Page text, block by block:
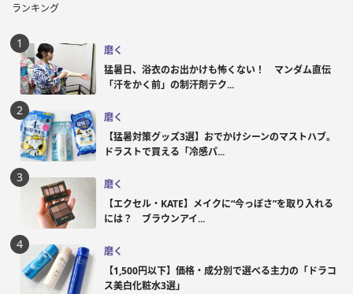
ランキング
磨く
猛暑日、浴衣のお出かけも怖くない！ マンダム直伝
「汗をかく前」の制汗剤テク...
磨く
【猛暑対策グッズ3選】おでかけシーンのマストハブ。
ドラストで買える「冷感パ...
磨く
【エクセル・KATE】メイクに“今っぽさ”を取り入れる
には？ ブラウンアイ...
磨く
【1,500円以下】価格・成分別で選べる主力の「ドラコ
ス美白化粧水3選」